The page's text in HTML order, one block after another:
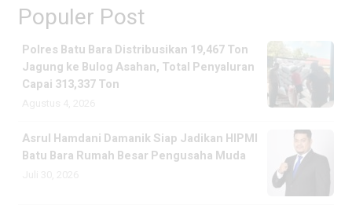
Populer Post
Polres Batu Bara Distribusikan 19,467 Ton
Jagung ke Bulog Asahan, Total Penyaluran
Capai 313,337 Ton
Asrul Hamdani Damanik Siap Jadikan HIPMI
Batu Bara Rumah Besar Pengusaha Muda